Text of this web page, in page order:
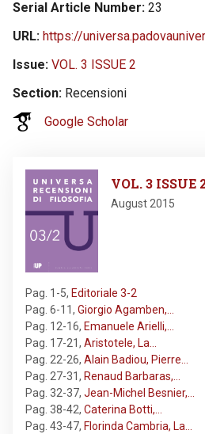
Serial Article Number 23
URL https://
Issue VOL. 3 ISSUE 2
Section Recensioni
Google Scholar
VOL. 3 ISSUE
August 2015
Pag. 1-5, Editoriale 3-2
Pag. 6-11, Giorgio Agamben,…
Pag. 12-16, Emanuele Arielli,…
Pag. 17-21, Aristotele, La…
Pag. 22-26, Alain Badiou, Pierre…
Pag. 27-31, Renaud Barbaras,…
Pag. 32-37, Jean-Michel Besnier,…
Pag. 38-42, Caterina Botti,…
Pag. 43-47, Florinda Cambria, La…